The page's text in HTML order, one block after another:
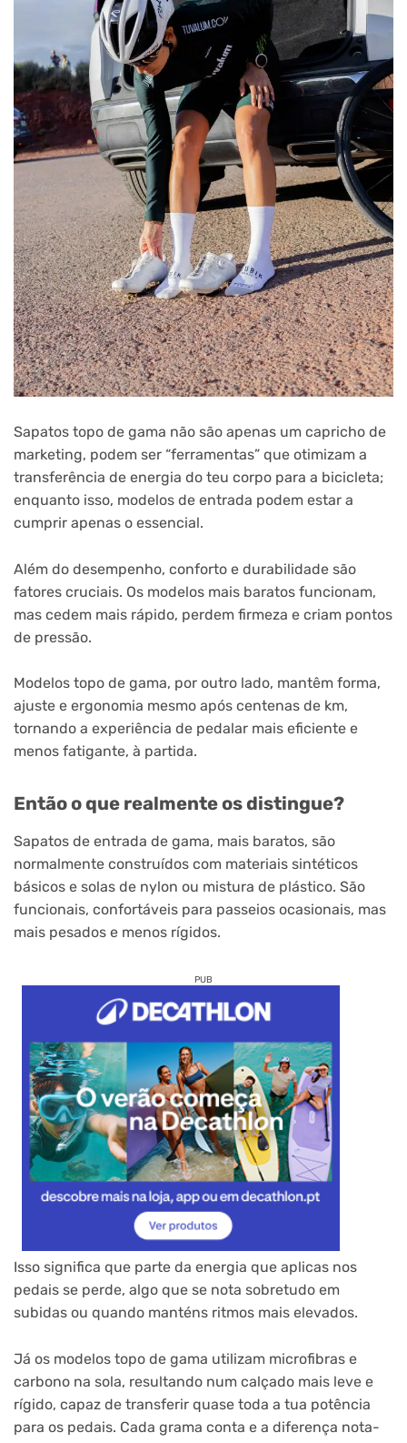
Sapatos topo de gama não são apenas um capricho de
marketing, podem ser “ferramentas” que otimizam a
transferência de energia do teu corpo para a bicicleta;
enquanto isso, modelos de entrada podem estar a
cumprir apenas o essencial.
Além do desempenho, conforto e durabilidade são
fatores cruciais. Os modelos mais baratos funcionam,
mas cedem mais rápido, perdem firmeza e criam pontos
de pressão.
Modelos topo de gama, por outro lado, mantêm forma,
ajuste e ergonomia mesmo após centenas de km,
tornando a experiência de pedalar mais eficiente e
menos fatigante, à partida.
Então o que realmente os distingue?
Sapatos de entrada de gama, mais baratos, são
normalmente construídos com materiais sintéticos
básicos e solas de nylon ou mistura de plástico. São
funcionais, confortáveis para passeios ocasionais, mas
mais pesados e menos rígidos.
PUB
Isso significa que parte da energia que aplicas nos
pedais se perde, algo que se nota sobretudo em
subidas ou quando manténs ritmos mais elevados.
Já os modelos topo de gama utilizam microfibras e
carbono na sola, resultando num calçado mais leve e
rígido, capaz de transferir quase toda a tua potência
para os pedais. Cada grama conta e a diferença nota-